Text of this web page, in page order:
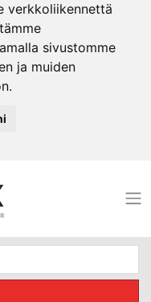
verkkoliikennettä
sivustomme
ja muiden